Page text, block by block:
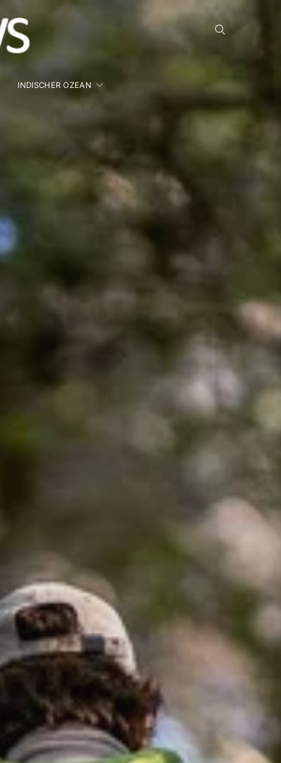
INDISCHER OZEAN